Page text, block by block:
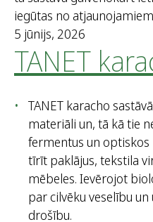
iegūtas no
5 jūnijs, 2026
TANET
TANET karacho
materiāli un, tā kā tie
fermentus un
tīrīt paklājus, tekstila
mēbeles. Ievērojot
par cilvēku veselību
drošību.